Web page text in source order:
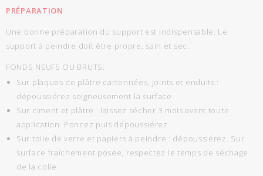
PRÉPARATION
Une bonne préparation du support est indispensable. Le
support à peindre doit être propre, sain et sec.
FONDS NEUFS OU BRUTS:
Sur plaques de plâtre cartonnées, joints et enduits :
dépoussiérez soigneusement la surface.
Sur ciment et plâtre : laissez sécher 3 mois avant toute
application. Poncez puis dépoussiérez.
Sur toile de verre et papiers à peindre : dépoussiérez. Sur
surface fraîchement posée, respectez le temps de séchage
de la colle.